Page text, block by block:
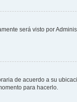
será visto por
de acuerdo a su
para hacerlo.